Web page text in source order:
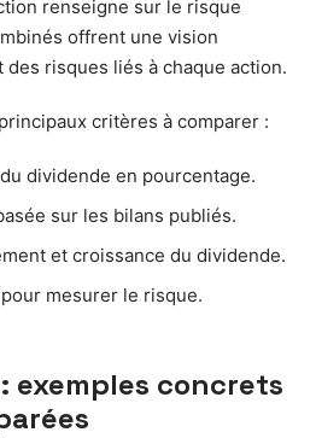
renseigne sur le risque
offrent une vision
risques liés à chaque action.
critères à comparer :
dividende en pourcentage.
sur les bilans publiés.
et croissance du dividende.
mesurer le risque.
exemples concrets